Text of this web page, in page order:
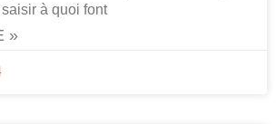
à quoi font
»